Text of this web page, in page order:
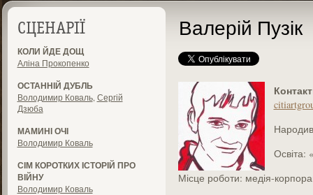
СЦЕНАРІЇ
КОЛИ ЙДЕ ДОЩ
Аліна Прокопенко
ОСТАННІЙ ДУБЛЬ
Володимир Коваль, Сергій
Дзюба
МАМИНІ ОЧІ
Володимир Коваль
СІМ КОРОТКИХ ІСТОРІЙ ПРО
ВІЙНУ
Володимир Коваль
Валерій Пузік
Освіта:
Місце роботи: медія-